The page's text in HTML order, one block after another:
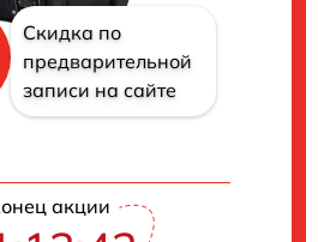
Скидка по
предварительной
записи на сайте
акции